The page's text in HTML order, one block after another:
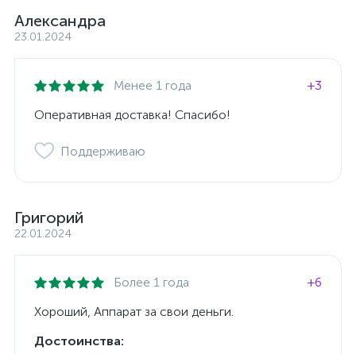
Александра
23.01.2024
Менее 1 года
+3
Оперативная доставка! Спасибо!
Поддерживаю
Григорий
22.01.2024
Более 1 года
+6
Хороший, Аппарат за свои деньги.
Достоинства: